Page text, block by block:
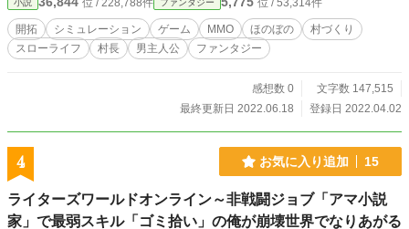
119347/869708739 ★カクヨム、ノベルアップ＋でも同作品
を公開しています。
小説 位 / 228,788件 ファンタジー 位 / 53,314件
開拓 シミュレーション ゲーム MMO ほのぼの
村づくり
スローライフ
村長 男主人公 ファンタジー
感想数 0
文字数 147,515
最終更新日 2022.06.18
登録日 2022.04.02
4 お気に入り追加 15
ライターズワールドオンライン～非戦闘ジョブ「アマ小説
家」で最弱スキル「ゴミ拾い」の俺が崩壊世界でなりあがる